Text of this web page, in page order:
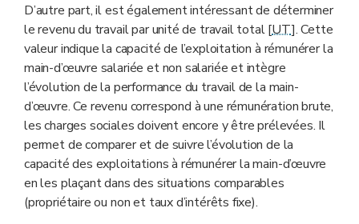
D’autre part, il est également intéressant de déterminer
le revenu du travail par unité de travail total [UT]. Cette
valeur indique la capacité de l’exploitation à rémunérer la
main-d’œuvre salariée et non salariée et intègre
l’évolution de la performance du travail de la main-
d’œuvre. Ce revenu correspond à une rémunération brute,
les charges sociales doivent encore y être prélevées. Il
permet de comparer et de suivre l’évolution de la
capacité des exploitations à rémunérer la main-d’œuvre
en les plaçant dans des situations comparables
(propriétaire ou non et taux d’intérêts fixe).